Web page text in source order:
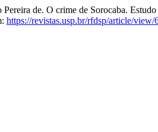
de. O crime de Sorocaba. Estudo
https://revistas.usp.br/rfdsp/article/view/